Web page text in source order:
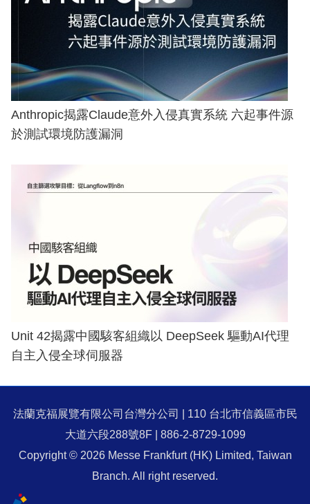
Anthropic揭露Claude意外入侵真實系統 六起事件源
於測試環境防護漏洞
Unit 42揭露中國駭客組織以 DeepSeek 驅動AI代理
自主入侵全球伺服器
法蘭克福展覽有限公司台灣分公司 | 110 台北市信義區市民
大道六段288號8F | 886-2-8729-1099
Copyright © 2026 Messe Frankfurt (HK) Limited, Taiwan
Branch. All right reserved.